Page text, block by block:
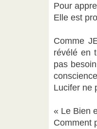
Pour
Elle est
Comme
révélé en
pas
Lucifer ne
« Le Bien
Comment